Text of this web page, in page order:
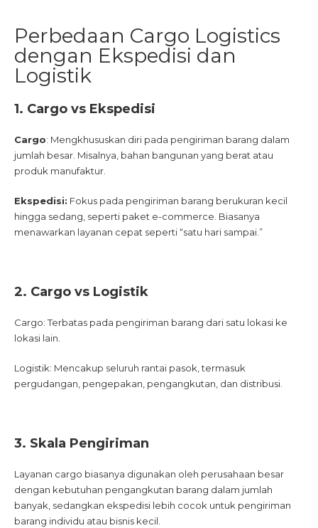
Perbedaan Cargo Logistics
dengan Ekspedisi dan
Logistik
1. Cargo vs Ekspedisi
Cargo: Mengkhususkan diri pada pengiriman barang dalam
jumlah besar. Misalnya, bahan bangunan yang berat atau
produk manufaktur.
Ekspedisi: Fokus pada pengiriman barang berukuran kecil
hingga sedang, seperti paket e-commerce. Biasanya
menawarkan layanan cepat seperti “satu hari sampai.”
2. Cargo vs Logistik
Cargo: Terbatas pada pengiriman barang dari satu lokasi ke
lokasi lain.
Logistik: Mencakup seluruh rantai pasok, termasuk
pergudangan, pengepakan, pengangkutan, dan distribusi.
3. Skala Pengiriman
Layanan cargo biasanya digunakan oleh perusahaan besar
dengan kebutuhan pengangkutan barang dalam jumlah
banyak, sedangkan ekspedisi lebih cocok untuk pengiriman
barang individu atau bisnis kecil.